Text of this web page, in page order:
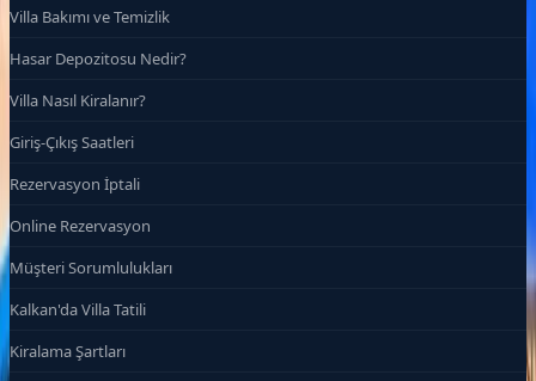
Villa Bakımı ve Temizlik
Hasar Depozitosu Nedir?
Villa Nasıl Kiralanır?
Giriş-Çıkış Saatleri
Rezervasyon İptali
Online Rezervasyon
Müşteri Sorumlulukları
Kalkan'da Villa Tatili
Kiralama Şartları